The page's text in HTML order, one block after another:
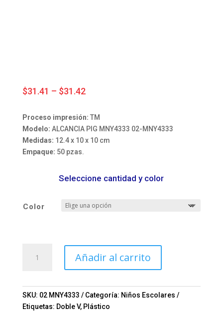
$31.41 – $31.42Price
$31.41
through
$31.42
Proceso impresión: TM
Modelo: ALCANCIA PIG MNY4333 02-MNY4333
Medidas: 12.4 x 10 x 10 cm
Empaque: 50 pzas.
Seleccione cantidad y color
Color
02-
MNY4333
Añadir al carrito
SKU: 02 MNY4333 Categoría: Niños Escolares
Etiquetas: Doble V, Plástico